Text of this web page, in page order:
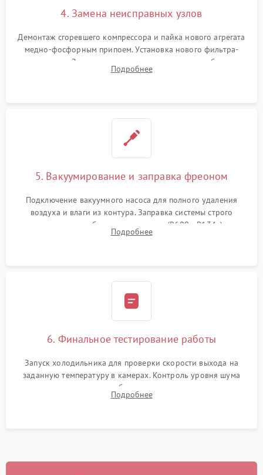
4. Замена неисправных узлов
Демонтаж сгоревшего компрессора и пайка нового агрегата
медно-фосфорным припоем. Установка нового фильтра-
осушителя. Замена изношенных вентиляторов обдува,
сломанных заслонок или поврежденных дверных петель.
Подробнее
5. Вакуумирование и заправка фреоном
Подключение вакуумного насоса для полного удаления
воздуха и влаги из контура. Заправка системы строго
дозированным объемом хладагента (R600a, R134a) по
электронным весам. Контроль рабочего давления в системе.
Подробнее
6. Финальное тестирование работы
Запуск холодильника для проверки скорости выхода на
заданную температуру в камерах. Контроль уровня шума
компрессора, отсутствия обмерзания стенок и корректного
срабатывания системы автоматической оттайки.
Подробнее